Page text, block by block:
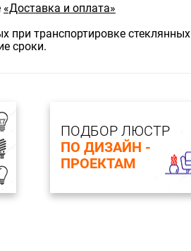
«Доставка и оплата»
при транспортировке стеклянных
сроки.
ПОДБОР ЛЮСТР
ПО ДИЗАЙН -
ПРОЕКТАМ